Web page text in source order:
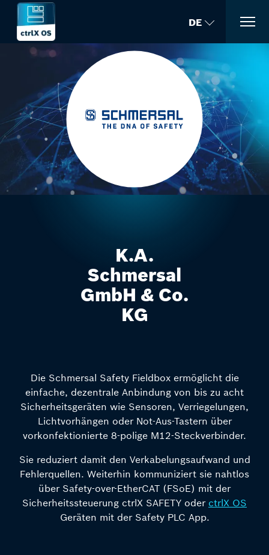
DE
K.A.
Schmersal
GmbH & Co.
KG
Die Schmersal Safety Fieldbox ermöglicht die
einfache, dezentrale Anbindung von bis zu acht
Sicherheitsgeräten wie Sensoren, Verriegelungen,
Lichtvorhängen oder Not-Aus-Tastern über
vorkonfektionierte 8-polige M12-Steckverbinder.
Sie reduziert damit den Verkabelungsaufwand und
Fehlerquellen. Weiterhin kommuniziert sie nahtlos
über Safety-over-EtherCAT (FSoE) mit der
Sicherheitssteuerung ctrlX SAFETY oder ctrlX OS
Geräten mit der Safety PLC App.